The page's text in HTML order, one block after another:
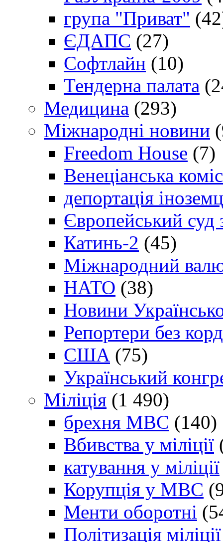
група "Приват"
ЄДАПС (27)
Софтлайн (10)
Тендерна палата
Медицина (293)
Міжнародні новини
Freedom House (7)
Венеціанська
депортація
Європейський
Катинь-2 (45)
Міжнародний
НАТО (38)
Новини
Репортери без
США (75)
Український
Міліція (1 490)
брехня МВС (140)
Вбивства у міліції
катування у міліції
Корупція у МВС
Менти оборотні
Політизація міліції